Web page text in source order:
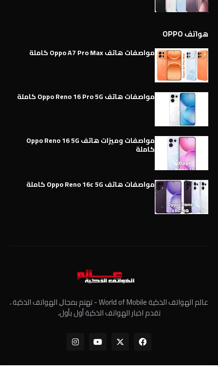
هواتف OPPO
مواصفات هاتف Oppo A7 Pro Max كاملة
مواصفات هاتف Oppo Reno 16 Pro 5G كاملة
مواصفات وميزات هاتف Oppo Reno 16 5G
كاملة
مواصفات هاتف Oppo Reno 16c 5G كاملة
عالم الهواتف الذكية World of Mobile - ﺗﻬﺘﻢ ﺑﻤﺠﺎﻝ الهواتف الذكية ،
تقدم اخبار الهواتف الذكية أول بأول،